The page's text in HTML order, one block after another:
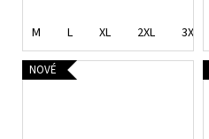
M L XL 2XL 3XL
NOVÉ